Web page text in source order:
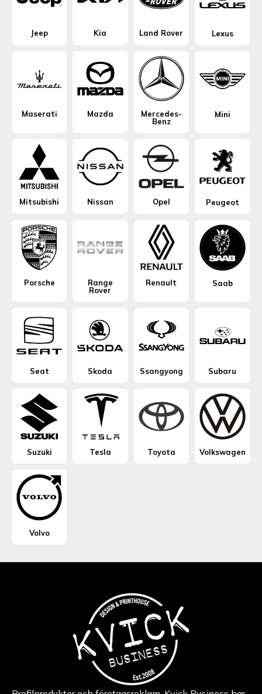
Jeep Kia Land Rover Lexus
Maserati Mazda
Mercedes-
Benz
Mini
Mitsubishi Nissan Opel Peugeot
Porsche
Range
Rover
Renault Saab
Seat Skoda Ssangyong Subaru
Suzuki Tesla Toyota Volkswagen
Volvo